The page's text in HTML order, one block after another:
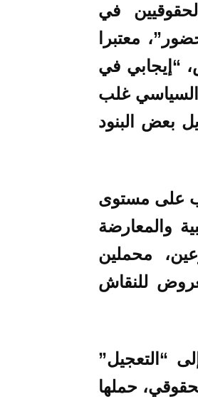
في
معتبرا
“إيجابي في
السياسي غلب
بعض البنود
على مستوى
والمعارضة
محملين
للنقاش
“التعجيل”
حملها